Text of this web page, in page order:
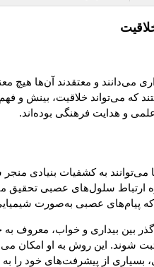
می‌دانند و معتقدند
که می‌تواند خلاقیت، بینش و
و هدایت فرهنگی بوده‌اند.
به کشفیات بنیادی
که پیام‌های عصبی به‌صورت
گذر بین بیداری و خواب، معروف
شوند. این روش به او امکان
بسیاری از پیشرفت‌های خود را